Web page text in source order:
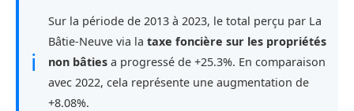
ℹ
Sur la période de 2013 à 2023, le total perçu par La
Bâtie-Neuve via la taxe foncière sur les propriétés
non bâties a progressé de +25.3%. En comparaison
avec 2022, cela représente une augmentation de
+8.08%.